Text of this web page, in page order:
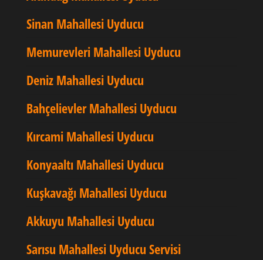
Sinan Mahallesi Uyducu
Memurevleri Mahallesi Uyducu
Deniz Mahallesi Uyducu
Bahçelievler Mahallesi Uyducu
Kırcami Mahallesi Uyducu
Konyaaltı Mahallesi Uyducu
Kuşkavağı Mahallesi Uyducu
Akkuyu Mahallesi Uyducu
Sarısu Mahallesi Uyducu Servisi